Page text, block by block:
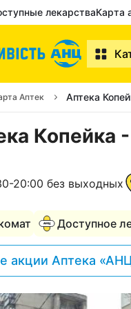
лекарстваКарта
Аптек Аптека
Копейка
20:00 без выходных
Доступное
акции Аптека